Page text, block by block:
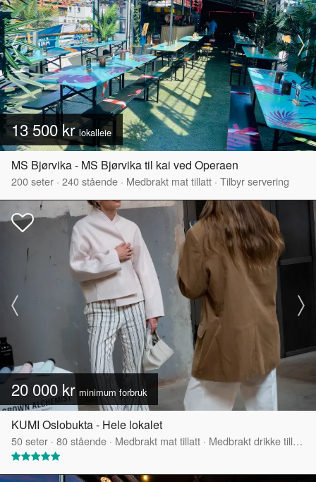
13 500 krlokalleie
MS Bjørvika - MS Bjørvika til kai ved Operaen
200seter · 240stående · Medbrakt mat tillatt · Tilbyr servering
20 000 kr minimum forbruk
KUMI Oslobukta - Hele lokalet
50seter · 80stående · Medbrakt mat tillatt · Medbrakt drikke tillatt